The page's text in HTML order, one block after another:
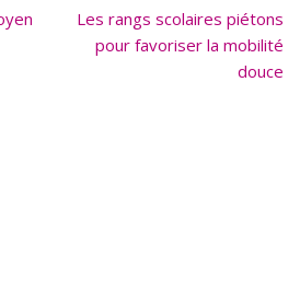
Les rangs scolaires piétons
pour favoriser la mobilité
douce